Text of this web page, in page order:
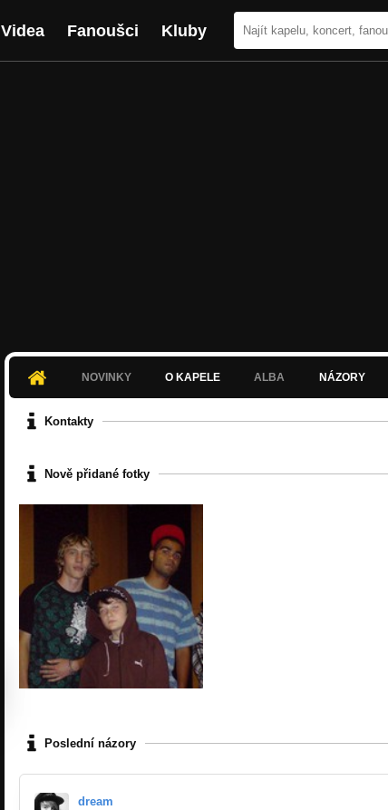
Videa Fanoušci Kluby
NOVINKY O KAPELE ALBA NÁZORY
Kontakty
Nově přidané fotky
Poslední názory
dream